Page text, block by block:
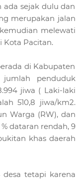
ada sejak dulu dan
merupakan jalan
melewati
Kota Pacitan.
di Kabupaten
penduduk
jiwa ( Laki-laki
510,8 jiwa/km2.
Warga (RW), dan
dataran rendah, 9
khas daerah
desa tetapi karena